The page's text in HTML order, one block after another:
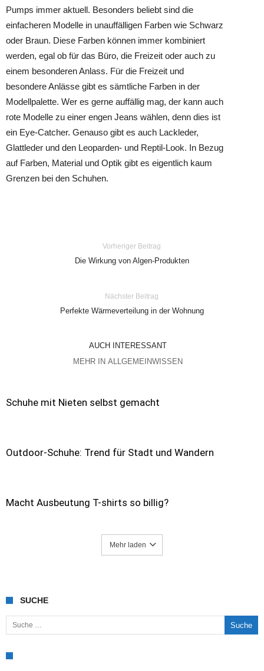
Pumps immer aktuell. Besonders beliebt sind die
einfacheren Modelle in unauffälligen Farben wie Schwarz
oder Braun. Diese Farben können immer kombiniert
werden, egal ob für das Büro, die Freizeit oder auch zu
einem besonderen Anlass. Für die Freizeit und
besondere Anlässe gibt es sämtliche Farben in der
Modellpalette. Wer es gerne auffällig mag, der kann auch
rote Modelle zu einer engen Jeans wählen, denn dies ist
ein Eye-Catcher. Genauso gibt es auch Lackleder,
Glattleder und den Leoparden- und Reptil-Look. In Bezug
auf Farben, Material und Optik gibt es eigentlich kaum
Grenzen bei den Schuhen.
Vorheriger Beitrag
Die Wirkung von Algen-Produkten
Nächster Beitrag
Perfekte Wärmeverteilung in der Wohnung
AUCH INTERESSANT
MEHR IN ALLGEMEINWISSEN
Schuhe mit Nieten selbst gemacht
Outdoor-Schuhe: Trend für Stadt und Wandern
Macht Ausbeutung T-shirts so billig?
Mehr laden
SUCHE
Suche nach: